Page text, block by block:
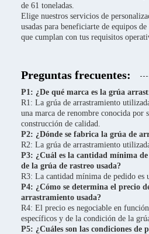
de 61 toneladas.
Elige nuestros servicios de
usadas para beneficiarte de equipos
que cumplan con tus requisitos
Preguntas frecuentes:
P1: ¿De qué marca es la grúa
R1: La grúa de arrastramiento
una marca de renombre conocida por
construcción de calidad.
P2: ¿Dónde se fabrica la grúa de
R2: La grúa de arrastramiento
P3: ¿Cuál es la cantidad mínima
de la grúa de rastreo usada?
R3: La cantidad mínima de pedido es
P4: ¿Cómo se determina el precio
arrastramiento usada?
R4: El precio es negociable en
específicos y de la condición de la
P5: ¿Cuáles son las condiciones de